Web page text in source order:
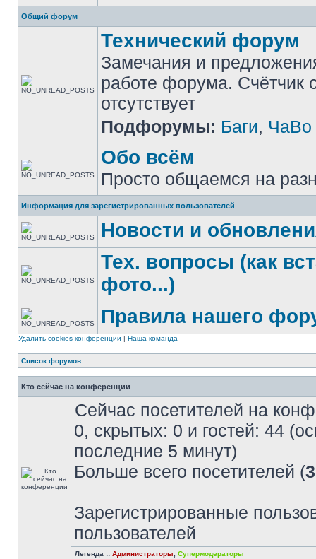
Общий форум
Технический форум
Замечания и
работе форума. Счётчик
отсутствует
Подфорумы: Баги, ЧаВо
Обо всём
Просто общаемся на
Информация для зарегистрированных пользователей
Новости и
Тех. вопросы (как
фото...)
Правила нашего
Удалить cookies конференции | Наша команда
Список форумов
Кто сейчас на конференции
Сейчас посетителей на
0, скрытых: 0 и гостей: 44
последние 5 минут)
Больше всего посетителей (
Зарегистрированные
пользователей
Легенда :: Администраторы Супермодераторы